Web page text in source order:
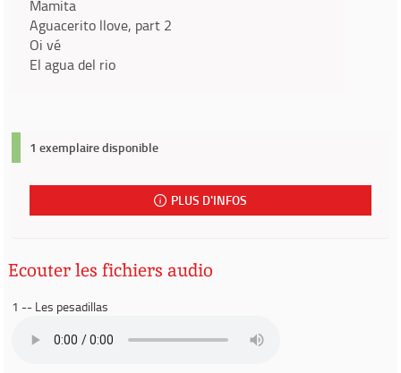
Mamita
Aguacerito llove, part 2
Oi vé
El agua del rio
1 exemplaire disponible
PLUS D'INFOS
Ecouter les fichiers audio
1 -- Les pesadillas